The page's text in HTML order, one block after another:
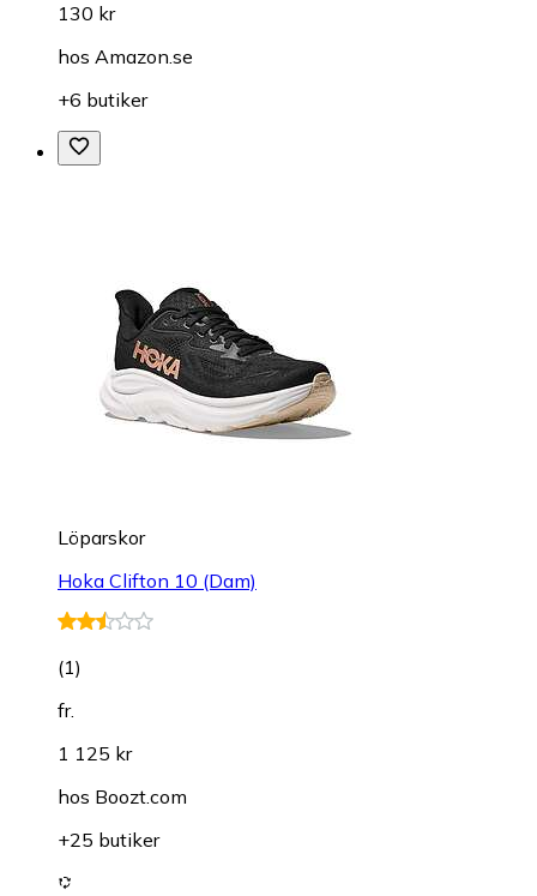
130 kr
hos Amazon.se
+6 butiker
Löparskor
Hoka Clifton 10 (Dam)
(1)
fr.
1 125 kr
hos Boozt.com
+25 butiker